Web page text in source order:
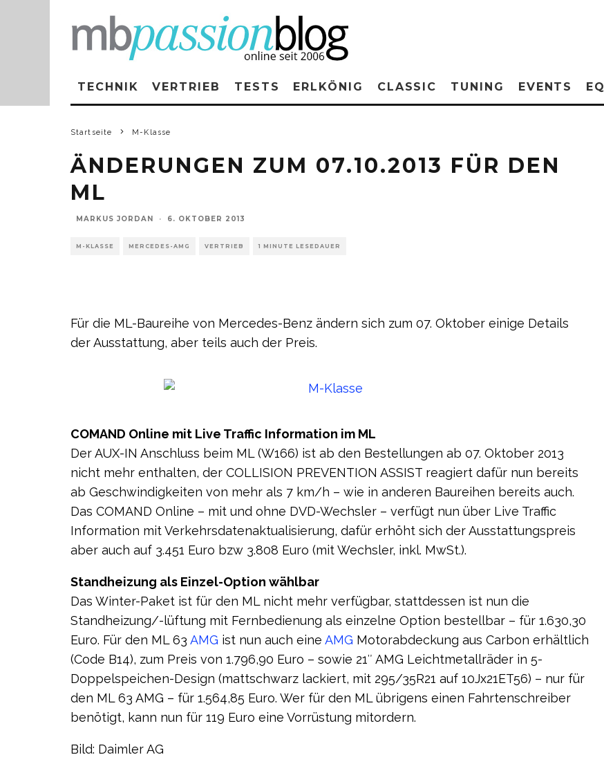
TECHNIK VERTRIEB TESTS ERLKÖNIG CLASSIC TUNING EVENTS EQ
Startseite M-Klasse
ÄNDERUNGEN ZUM 07.10.2013 FÜR DEN
ML
MARKUS JORDAN · 6. OKTOBER 2013
M-KLASSE MERCEDES-AMG VERTRIEB 1 MINUTE LESEDAUER
Für die ML-Baureihe von Mercedes-Benz ändern sich zum 07. Oktober einige Details
der Ausstattung, aber teils auch der Preis.
COMAND Online mit Live Traffic Information im ML
Der AUX-IN Anschluss beim ML (W166) ist ab den Bestellungen ab 07. Oktober 2013
nicht mehr enthalten, der COLLISION PREVENTION ASSIST reagiert dafür nun bereits
ab Geschwindigkeiten von mehr als 7 km/h – wie in anderen Baureihen bereits auch.
Das COMAND Online – mit und ohne DVD-Wechsler – verfügt nun über Live Traffic
Information mit Verkehrsdatenaktualisierung, dafür erhöht sich der Ausstattungspreis
aber auch auf 3.451 Euro bzw 3.808 Euro (mit Wechsler, inkl. MwSt.).
Standheizung als Einzel-Option wählbar
Das Winter-Paket ist für den ML nicht mehr verfügbar, stattdessen ist nun die
Standheizung/-lüftung mit Fernbedienung als einzelne Option bestellbar – für 1.630,30
Euro. Für den ML 63 AMG ist nun auch eine AMG Motorabdeckung aus Carbon erhältlich
(Code B14), zum Preis von 1.796,90 Euro – sowie 21″ AMG Leichtmetallräder in 5-
Doppelspeichen-Design (mattschwarz lackiert, mit 295/35R21 auf 10Jx21ET56) – nur für
den ML 63 AMG – für 1.564,85 Euro. Wer für den ML übrigens einen Fahrtenschreiber
benötigt, kann nun für 119 Euro eine Vorrüstung mitordern.
Bild: Daimler AG